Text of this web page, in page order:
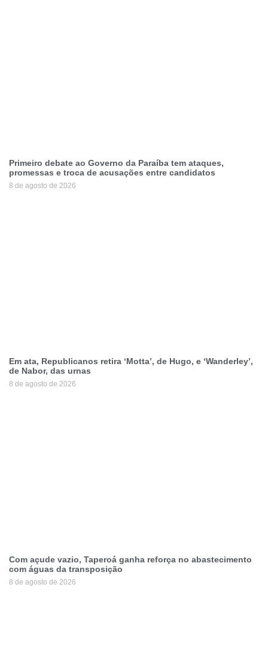
Primeiro debate ao Governo da Paraíba tem ataques,
promessas e troca de acusações entre candidatos
8 de agosto de 2026
Em ata, Republicanos retira ‘Motta’, de Hugo, e ‘Wanderley’,
de Nabor, das urnas
8 de agosto de 2026
Com açude vazio, Taperoá ganha reforça no abastecimento
com águas da transposição
8 de agosto de 2026